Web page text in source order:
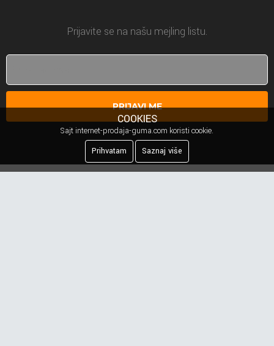
Prijavite se na našu mejling listu.
PRIJAVI ME
COOKIES
Sajt internet-prodaja-guma.com koristi cookie.
Prihvatam
Saznaj više